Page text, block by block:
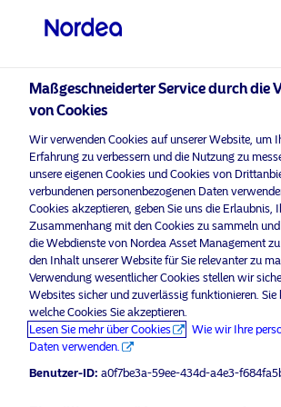
Bitte wählen Sie Ihr
aus
Land
Schweiz
Sprache
Deutsch
Qualifizierter Anleger
Maßgeschneiderter Service durch die
von Cookies
Wir verwenden Cookies auf unserer Website, um
Erfahrung zu verbessern und die Nutzung zu
unsere eigenen Cookies und Cookies von
verbundenen personenbezogenen Daten
Cookies akzeptieren, geben Sie uns die Erlaubnis,
Zusammenhang mit den Cookies zu sammeln
die Webdienste von Nordea Asset Management
den Inhalt unserer Website für Sie relevanter zu
Verwendung wesentlicher Cookies stellen wir
Websites sicher und zuverlässig funktionieren.
welche Cookies Sie akzeptieren.
Lesen Sie mehr über Cookies
Wie wir Ihre
Daten verwenden.
Benutzer-ID: a0f7be3a-59ee-434d-a4e3-